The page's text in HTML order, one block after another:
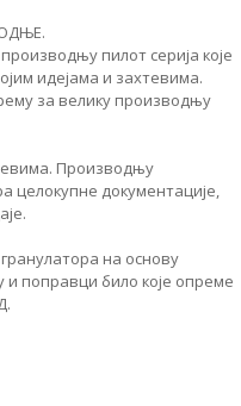
пилот серија које
идејама и захтевима.
за велику производњу
Производњу
целокупне документације,
на основу
поправци било које опреме